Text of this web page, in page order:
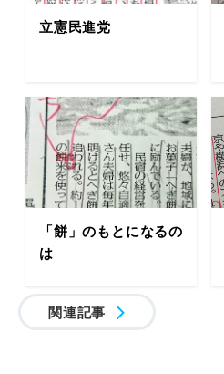
立憲民進党
「餅」のもとになるの
は
関連記事